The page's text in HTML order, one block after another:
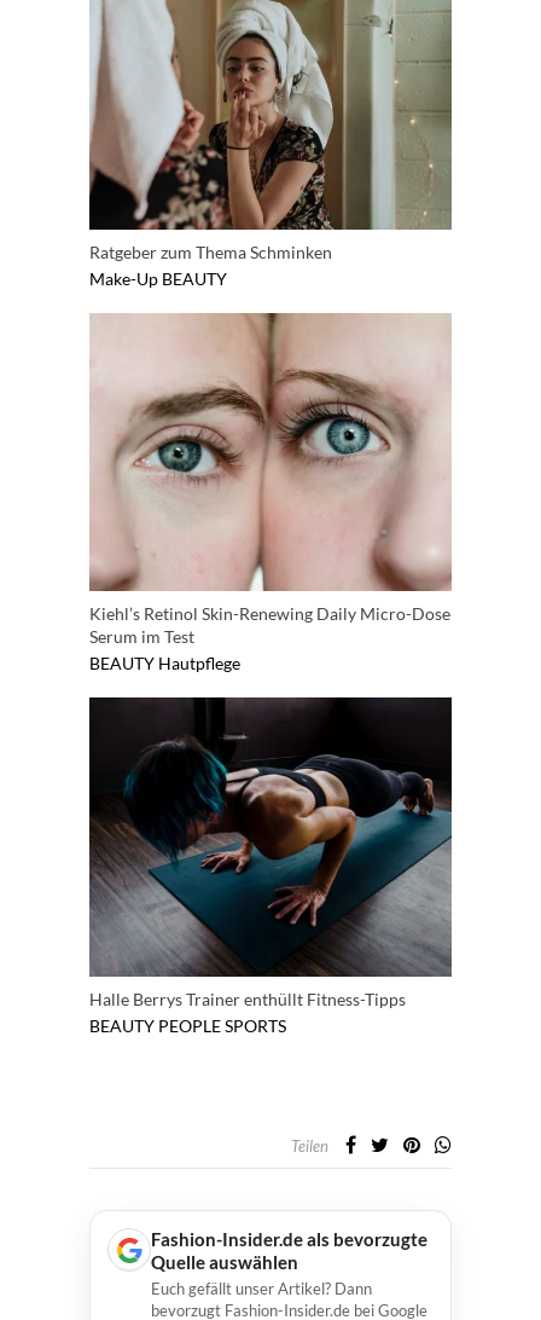
Ratgeber zum Thema Schminken
Make-Up BEAUTY
Kiehl’s Retinol Skin-Renewing Daily Micro-Dose
Serum im Test
BEAUTY Hautpflege
Halle Berrys Trainer enthüllt Fitness-Tipps
BEAUTY PEOPLESPORTS
Teilen
Fashion-Insider.de als bevorzugte
Quelle auswählen
Euch gefällt unser Artikel? Dann
bevorzugt Fashion-Insider.de bei Google